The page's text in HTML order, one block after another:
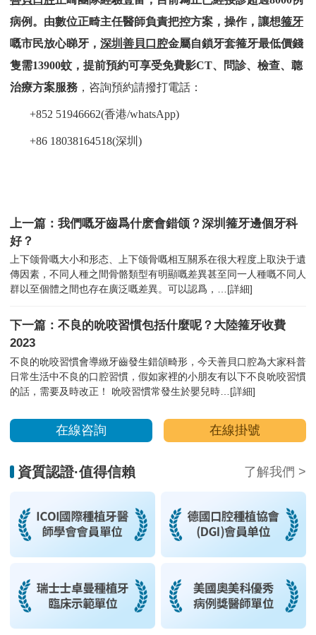
病例。由數位正畸主任醫師負責把控方案，操作，讓想箍牙
嘅市民放心睇牙， 深圳善貝口腔金屬自鎖牙套箍牙最低價錢
隻需13900蚊，提前預約可享受免費影CT、問診、檢查、聼
治療方案服務 ，咨詢預約請撥打電話：
+852 51946662(香港/whatsApp)
+86 18038164518(深圳)
上一篇：我們嘅牙齒爲什麽會錯颌？深圳箍牙邊個牙科
好？
上下颌骨嘅大小和形态、上下颌骨嘅相互關系在很大程度上取決于遺
傳因素，不同人種之間骨骼類型有明顯嘅差異甚至同一人種嘅不同人
群以至個體之間也存在廣泛嘅差異。可以認爲，… [詳細]
下一篇：不良的吮咬習慣包括什麼呢？大陸箍牙收費
2023
不良的吮咬習慣會導緻牙齒發生錯頜畸形，今天善貝口腔為大家科普
日常生活中不良的口腔習慣，假如家裡的小朋友有以下不良吮咬習慣
的話，需要及時改正！ 吮咬習慣常發生於嬰兒時… [詳細]
在線咨詢 在線掛號
資質認證·值得信賴 了解我們 >